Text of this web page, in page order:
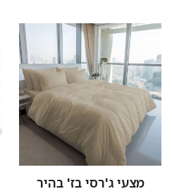
מצעי ג'רסי בז' בהיר